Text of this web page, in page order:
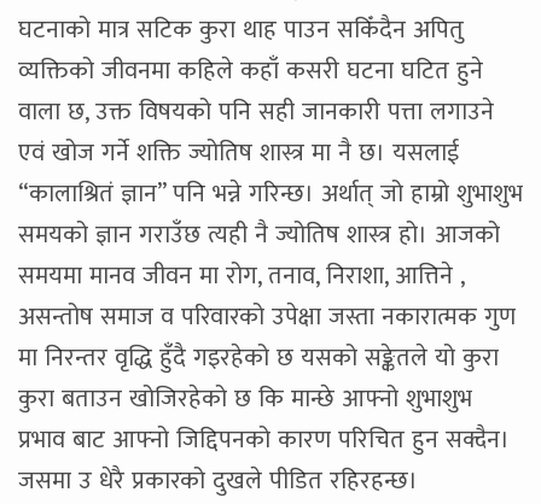
घटनाको मात्र सटिक कुरा थाह पाउन सकिँदैन अपितु
व्यक्तिको जीवनमा कहिले कहाँ कसरी घटना घटित हुने
वाला छ, उक्त विषयको पनि सही जानकारी पत्ता लगाउने
एवं खोज गर्ने शक्ति ज्योतिष शास्त्र मा नै छ। यसलाई
“कालाश्रितं ज्ञान” पनि भन्ने गरिन्छ। अर्थात् जो हाम्रो शुभाशुभ
समयको ज्ञान गराउँछ त्यही नै ज्योतिष शास्त्र हो। आजको
समयमा मानव जीवन मा रोग, तनाव, निराशा, आत्तिने ,
असन्तोष समाज व परिवारको उपेक्षा जस्ता नकारात्मक गुण
मा निरन्तर वृद्धि हुँदै गइरहेको छ यसको सङ्केतले यो कुरा
कुरा बताउन खोजिरहेको छ कि मान्छे आफ्नो शुभाशुभ
प्रभाव बाट आफ्नो जिद्दिपनको कारण परिचित हुन सक्दैन।
जसमा उ धेरै प्रकारको दुखले पीडित रहिरहन्छ।